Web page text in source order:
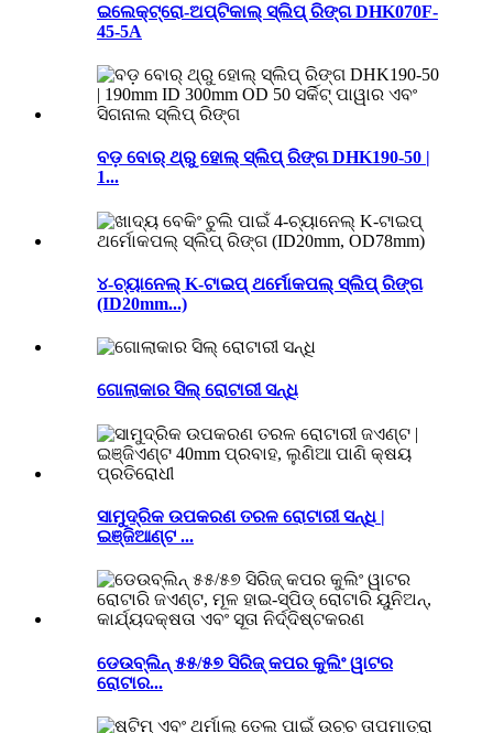
ଇଲେକ୍ଟ୍ରୋ-ଅପ୍ଟିକାଲ୍ ସ୍ଲିପ୍ ରିଙ୍ଗ DHK070F-
45-5A
ବଡ଼ ବୋର୍ ଥ୍ରୁ ହୋଲ୍ ସ୍ଲିପ୍ ରିଙ୍ଗ DHK190-50 |
1...
୪-ଚ୍ୟାନେଲ୍ K-ଟାଇପ୍ ଥର୍ମୋକପଲ୍ ସ୍ଲିପ୍ ରିଙ୍ଗ
(ID20mm...)
ଗୋଲାକାର ସିଲ୍ ରୋଟାରୀ ସନ୍ଧି
ସାମୁଦ୍ରିକ ଉପକରଣ ତରଳ ରୋଟାରୀ ସନ୍ଧି |
ଇଞ୍ଜିଆଣ୍ଟ ...
ଡେଉବ୍ଲିନ୍ ୫୫/୫୭ ସିରିଜ୍ କପର କୁଲିଂ ୱାଟର
ରୋଟାର...